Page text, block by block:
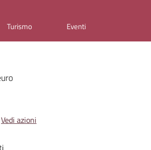
Turismo Eventi
Vedi azioni